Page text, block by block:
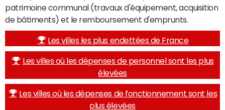
patrimoine communal (travaux d'équipement, acquisition
de bâtiments) et le remboursement d'emprunts.
Les villes les plus endettées de France
Les villes où les dépenses de personnel sont les plus
élevées
Les villes où les dépenses de fonctionnement sont les
plus élevées